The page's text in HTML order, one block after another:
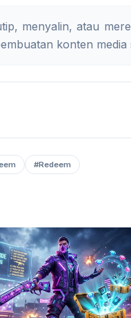
menyalin, atau
konten media
#Redeem